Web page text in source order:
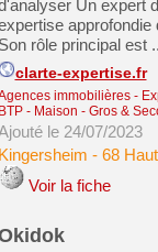
Un expert
approfondie
Son rôle principal est
clarte-expertise.fr
immobilières -
BTP - Maison - Gros &
le 24/07/2023
Kingersheim - 68
Voir la fiche